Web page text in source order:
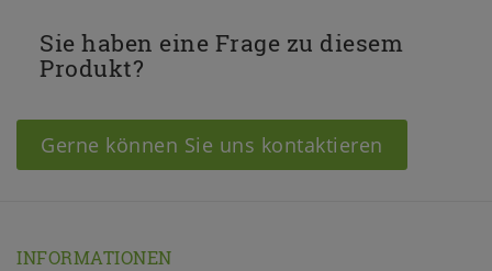
Sie haben eine Frage zu diesem
Produkt?
Gerne können Sie uns kontaktieren
INFORMATIONEN